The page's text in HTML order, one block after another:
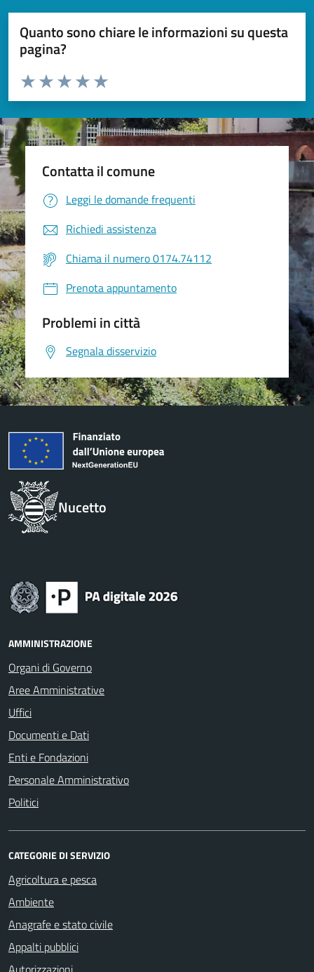
Quanto sono chiare le informazioni su questa
pagina?
Valuta da 1 a 5 stelle la pagina
Valuta 5 stelle su 5
Valuta 4 stelle su 5
Valuta 3 stelle su 5
Valuta 2 stelle su 5
Valuta 1 stelle su 5
Contatta il comune
Leggi le domande frequenti
Richiedi assistenza
Chiama il numero 0174.74112
Prenota appuntamento
Problemi in città
Segnala disservizio
Nucetto
AMMINISTRAZIONE
Organi di Governo
Aree Amministrative
Uffici
Documenti e Dati
Enti e Fondazioni
Personale Amministrativo
Politici
CATEGORIE DI SERVIZIO
Agricoltura e pesca
Ambiente
Anagrafe e stato civile
Appalti pubblici